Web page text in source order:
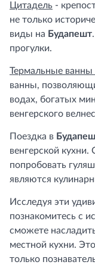
Цитадель -
не только
виды на Будапешт
прогулки.
Термальные
ванны,
водах, богатых
венгерского
Поездка в
венгерской
попробовать
являются
Исследуя эти
познакомитесь с
сможете
местной кухни.
только